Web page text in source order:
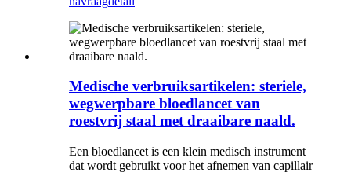
Medische verbruiksartikelen: steriele,
wegwerpbare bloedlancet van
roestvrij staal met draaibare naald.
Een bloedlancet is een klein medisch instrument
dat wordt gebruikt voor het afnemen van capillair